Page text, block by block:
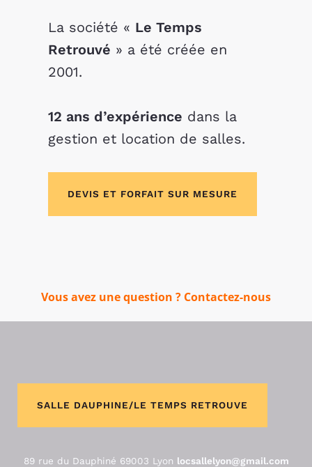
La société « Le Temps
Retrouvé » a été créée en
2001.
12 ans d’expérience dans la
gestion et location de salles.
DEVIS ET FORFAIT SUR MESURE
Vous avez une question ? Contactez-nous
SALLE DAUPHINE/LE TEMPS RETROUVE
89 rue du Dauphiné 69003 Lyon locsallelyon@gmail.com